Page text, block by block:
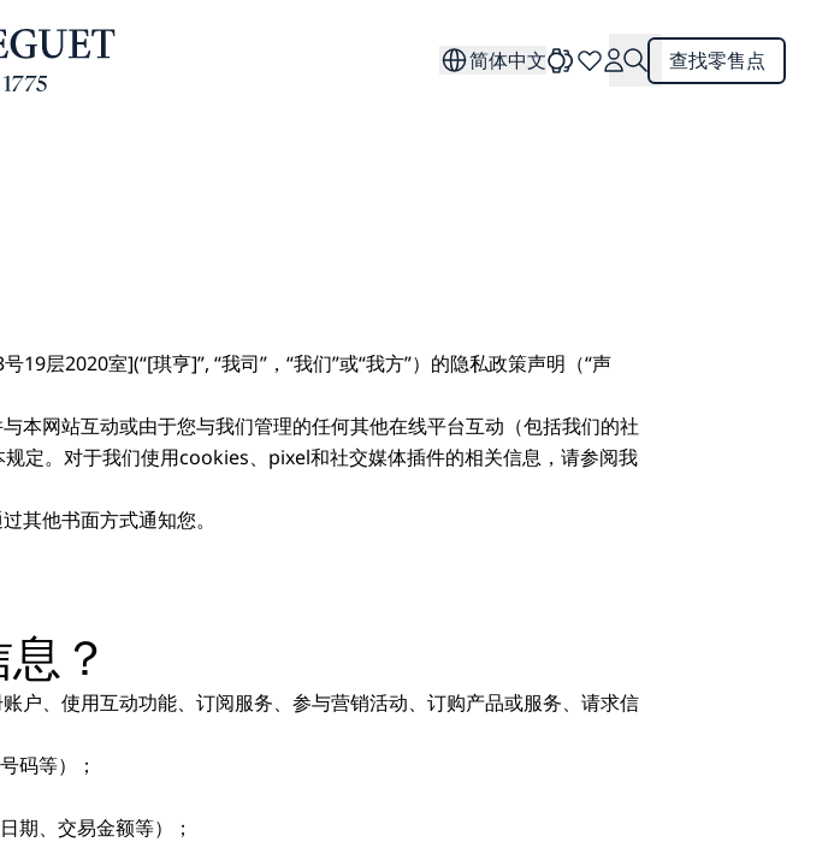
简体中文 查找零售点
层2020室](“[琪亨]”, “我司”，“我们”或“我方”）的隐私政策声明（“声
网站互动或由于您与我们管理的任何其他在线平台互动（包括我们的社
定。对于我们使用cookies、pixel和社交媒体插件的相关信息，请参阅我
其他书面方式通知您。
？
、使用互动功能、订阅服务、参与营销活动、订购产品或服务、请求信
码等）；
期、交易金额等）；